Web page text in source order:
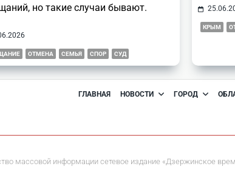
но такие случаи бывают.
ОТМЕНА СЕМЬЯ СПОР СУД
КРЫМ
ГЛАВНАЯ НОВОСТИ ГОРОД
массовой информации сетевое издание «Дзержинское